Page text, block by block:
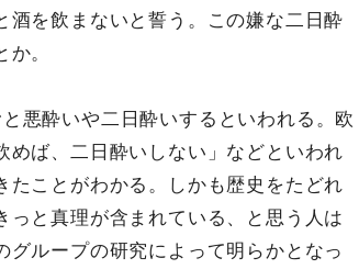
酒を飲まないと誓う。この嫌な二日酔
。
悪酔いや二日酔いするといわれる。欧
ば、二日酔いしない」などといわれ
たことがわかる。しかも歴史をたどれ
と真理が含まれている、と思う人は
ループの研究によって明らかとなっ